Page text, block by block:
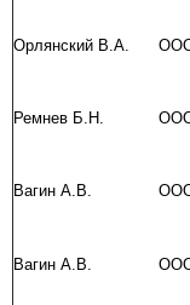
Орлянский В.А. ООО
Ремнев Б.Н.
Вагин А.В. ООО
Вагин А.В.